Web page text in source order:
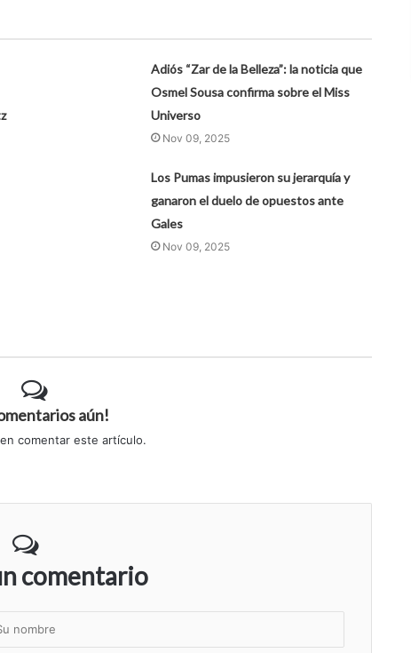
Adiós “Zar de la Belleza”: la noticia que
Osmel Sousa confirma sobre el Miss
Universo
Nov 09, 2025
Los Pumas impusieron su jerarquía y
ganaron el duelo de opuestos ante
Gales
Nov 09, 2025
aún!
comentar este artículo.
comentario